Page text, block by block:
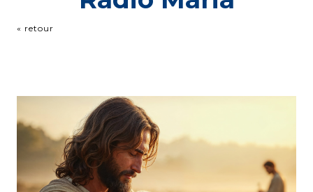
« retour